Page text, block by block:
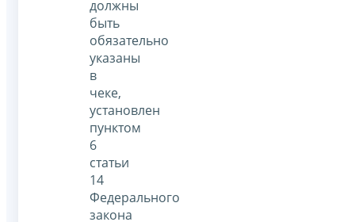
должны
быть
обязательно
указаны
в
чеке,
установлен
пунктом
6
статьи
14
Федерального
закона